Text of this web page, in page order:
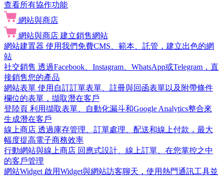
查看所有協作功能
網站與商店
網站與商店 建立銷售網站
網站建置器 使用我們免費CMS、範本、託管，建立出色的網
站
社交銷售 透過Facebook、Instagram、WhatsApp或Telegram，直
接銷售您的產品
網站表單 使用自訂訂單表單、註冊與回函表單以及附帶條件
欄位的表單，擷取潛在客戶
登陸頁 利用擷取表單、自動化漏斗和Google Analytics整合來
生成潛在客戶
線上商店 透過庫存管理、訂單處理、配送和線上付款，最大
幅度提高電子商務效率
行動網站與線上商店 回應式設計、線上訂單、在您掌控之中
的客戶管理
網站Widget 啟用Widget與網站訪客聊天，使用熱門通訊工具並